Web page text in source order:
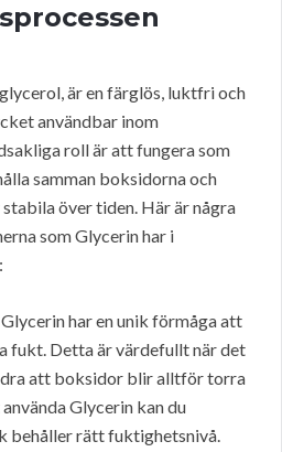
är en färglös, luktfri och
användbar inom
roll är att fungera som
samman boksidorna och
över tiden. Här är några
som Glycerin har i
Glycerin har en unik förmåga att
fukt. Detta är värdefullt när det
att boksidor blir alltför torra
Glycerin kan du
behåller rätt fuktighetsnivå.